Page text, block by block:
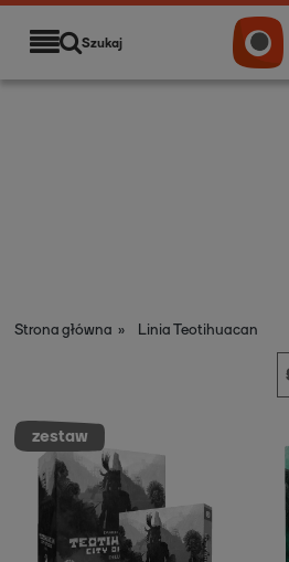
Szukaj
Strona główna » Linia Teotihuacan